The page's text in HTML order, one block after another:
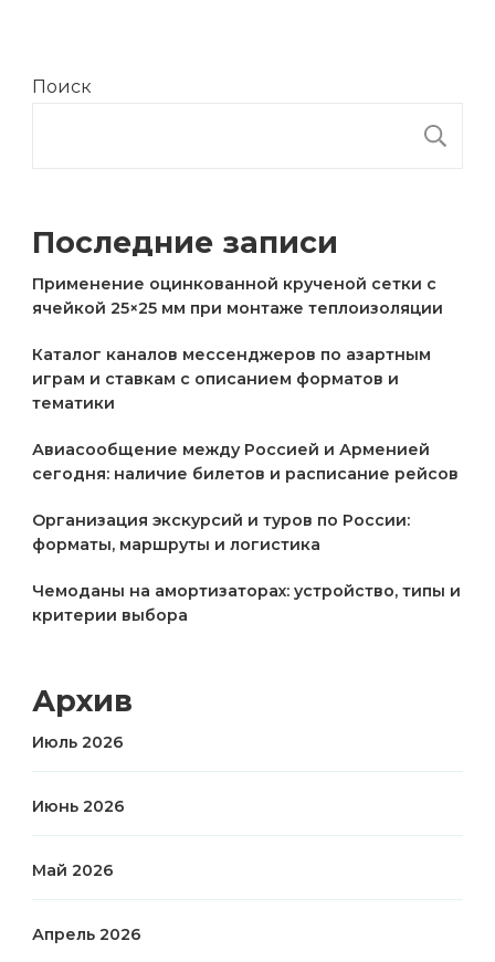
Поиск
Последние записи
Применение оцинкованной крученой сетки с
ячейкой 25×25 мм при монтаже теплоизоляции
Каталог каналов мессенджеров по азартным
играм и ставкам с описанием форматов и
тематики
Авиасообщение между Россией и Арменией
сегодня: наличие билетов и расписание рейсов
Организация экскурсий и туров по России:
форматы, маршруты и логистика
Чемоданы на амортизаторах: устройство, типы и
критерии выбора
Архив
Июль 2026
Июнь 2026
Май 2026
Апрель 2026